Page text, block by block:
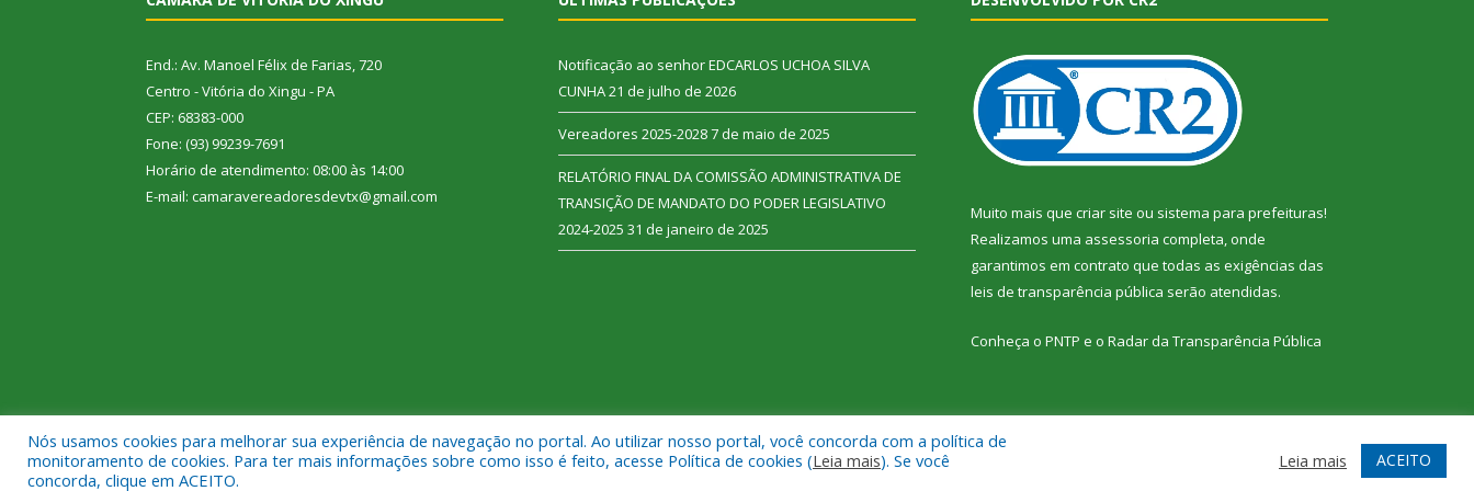
End.: Av. Manoel Félix de Farias, 720
Centro - Vitória do Xingu - PA
CEP: 68383-000
Fone: (93) 99239-7691
Horário de atendimento: 08:00 às 14:00
E-mail: camaravereadoresdevtx@gmail.com
Notificação ao senhor EDCARLOS UCHOA SILVA
CUNHA21 de julho de 2026
Vereadores 2025-20287 de maio de 2025
RELATÓRIO FINAL DA COMISSÃO ADMINISTRATIVA DE
TRANSIÇÃO DE MANDATO DO PODER LEGISLATIVO
2024-2025 31 de janeiro de 2025
Muito mais que criar site ou sistema para prefeituras!
Realizamos uma assessoria completa, onde
garantimos em contrato que todas as exigências das
leis de transparência pública serão atendidas.
Conheça o PNTP e o Radar da Transparência Pública
Todos os direitos reservados a Câmara Municipal de Vitória do Xingu. Mapa do Site Acessar Webmail
Nós usamos cookies para melhorar sua experiência de navegação no portal. Ao utilizar nosso portal, você concorda com a política de
monitoramento de cookies. Para ter mais informações sobre como isso é feito, acesse Política de cookies (Leia mais). Se você
concorda, clique em ACEITO.
Leia mais ACEITO